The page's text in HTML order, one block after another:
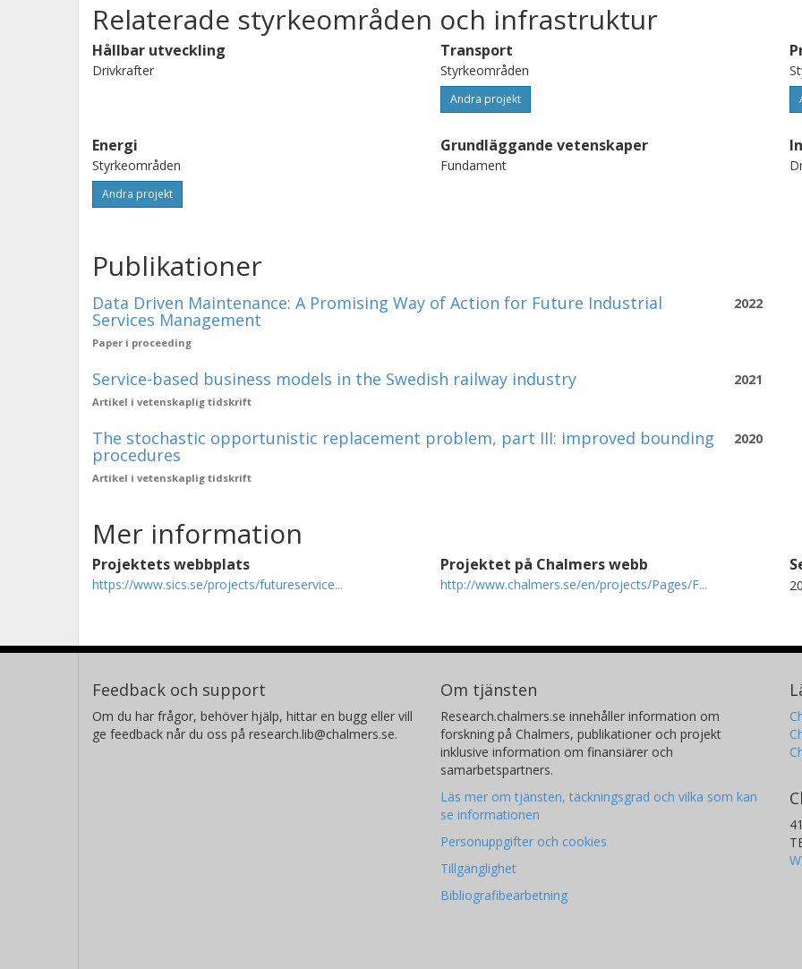
Relaterade styrkeområden och infrastruktur
Hållbar utveckling
Drivkrafter
Transport
Styrkeområden
Andra projekt
Energi
Styrkeområden
Andra projekt
Grundläggande vetenskaper
Fundament
Publikationer
2022
Data Driven Maintenance: A Promising Way of Action for Future Industrial
Services Management
Paper i proceeding
2021
Service-based business models in the Swedish railway industry
Artikel i vetenskaplig tidskrift
2020
The stochastic opportunistic replacement problem, part III: improved bounding
procedures
Artikel i vetenskaplig tidskrift
Mer information
Projektets webbplats
https://www.sics.se/projects/futureservice...
Projektet på Chalmers webb
http://www.chalmers.se/en/projects/Pages/F...
Feedback och support
Om du har frågor, behöver hjälp, hittar en bugg eller vill
ge feedback når du oss på research.lib@chalmers.se.
Om tjänsten
Research.chalmers.se innehåller information om
forskning på Chalmers, publikationer och projekt
inklusive information om finansiärer och
samarbetspartners.
Läs mer om tjänsten, täckningsgrad och vilka som kan
se informationen
Personuppgifter och cookies
Tillgänglighet
Bibliografibearbetning